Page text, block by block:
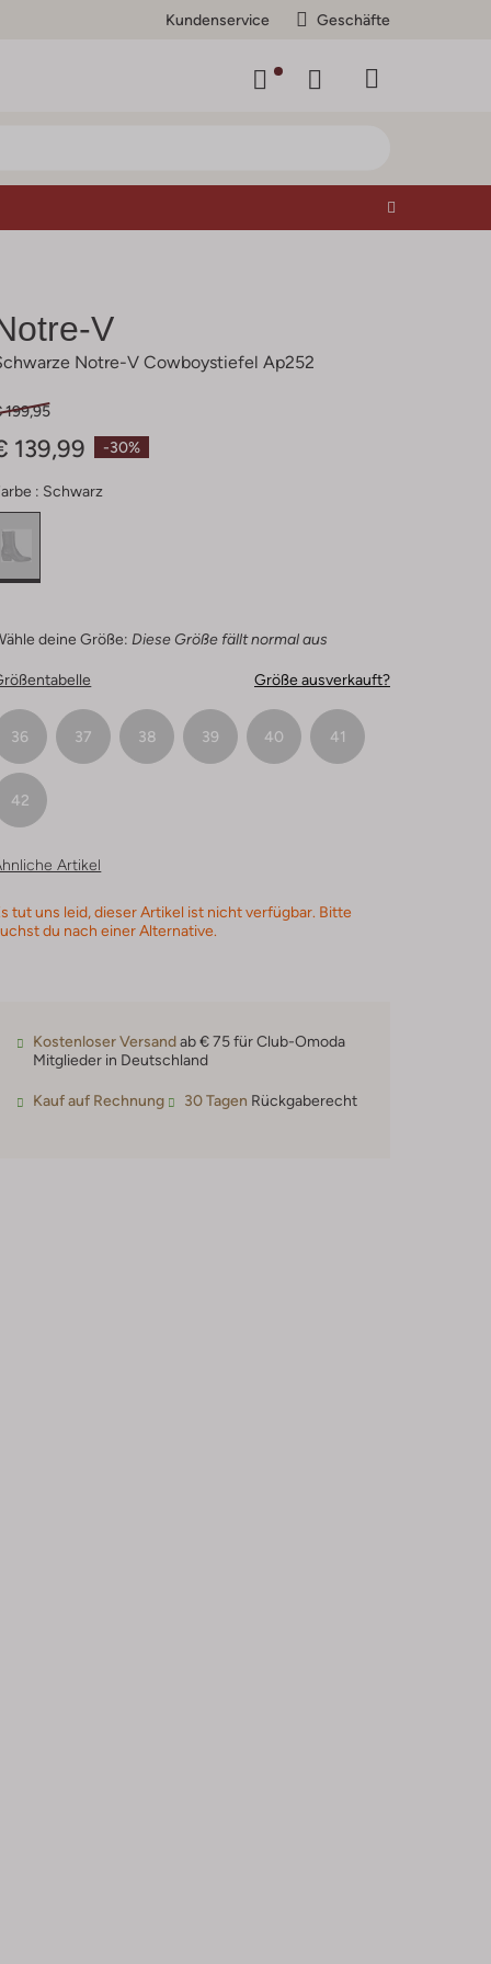
Kundenservice Geschäfte
V
Notre-V Cowboystiefel Ap252
-30%
199,95
139,99
: Schwarz
deine Größe: Diese Größe fällt normal aus
Größe ausverkauft?
36 37 38 39 40 41
42
Artikel
tut uns leid, dieser Artikel ist nicht verfügbar. Bitte
du nach einer Alternative.
Kostenloser Versandab € 75 für Club-Omoda
Mitglieder in Deutschland
Kauf auf Rechnung 30 Tagen Rückgaberecht